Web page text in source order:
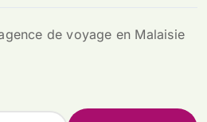
de voyage en Malaisie